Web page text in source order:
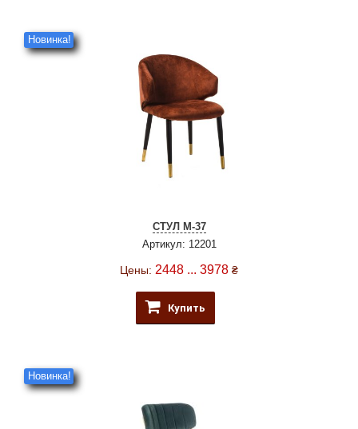
Новинка!
СТУЛ M-37
Артикул: 12201
Цены: 2448 ... 3978 ₴
Купить
Новинка!